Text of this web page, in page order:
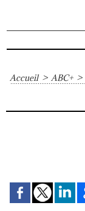
Accueil > ABC+ >